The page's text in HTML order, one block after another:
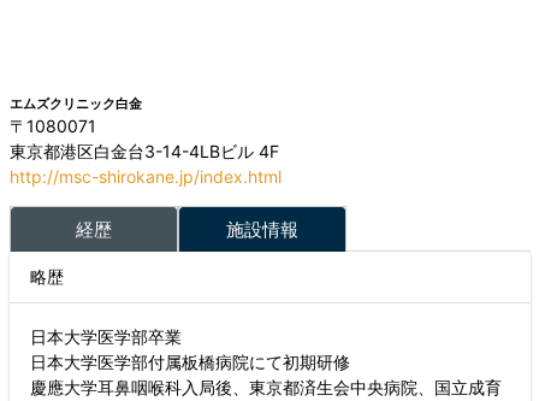
エムズクリニック白金
〒1080071
東京都港区白金台3-14-4LBビル 4F
http://msc-shirokane.jp/index.html
経歴 施設情報
略歴
日本大学医学部卒業
日本大学医学部付属板橋病院にて初期研修
慶應大学耳鼻咽喉科入局後、東京都済生会中央病院、国立成育